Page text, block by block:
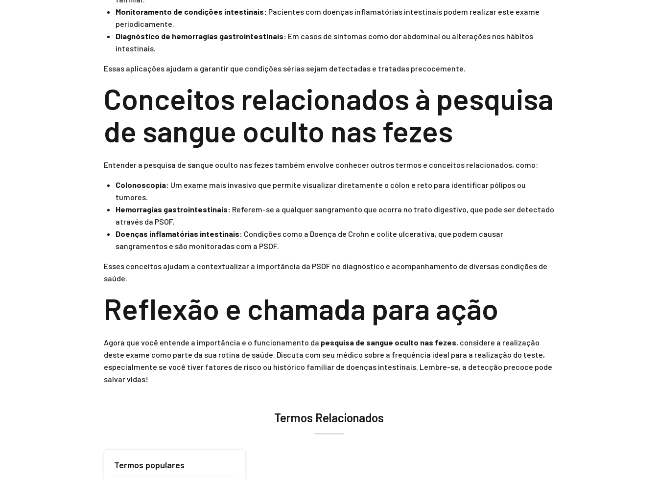
Monitoramento de condições intestinais: Pacientes com doenças inflamatórias intestinais podem realizar este exame
periodicamente.
Diagnóstico de hemorragias gastrointestinais: Em casos de sintomas como dor abdominal ou alterações nos hábitos
intestinais.
Essas aplicações ajudam a garantir que condições sérias sejam detectadas e tratadas precocemente.
Conceitos relacionados à pesquisa
de sangue oculto nas fezes
Entender a pesquisa de sangue oculto nas fezes também envolve conhecer outros termos e conceitos relacionados, como:
Colonoscopia: Um exame mais invasivo que permite visualizar diretamente o cólon e reto para identificar pólipos ou
tumores.
Hemorragias gastrointestinais: Referem-se a qualquer sangramento que ocorra no trato digestivo, que pode ser detectado
através da PSOF.
Doenças inflamatórias intestinais: Condições como a Doença de Crohn e colite ulcerativa, que podem causar
sangramentos e são monitoradas com a PSOF.
Esses conceitos ajudam a contextualizar a importância da PSOF no diagnóstico e acompanhamento de diversas condições de
saúde.
Reflexão e chamada para ação
Agora que você entende a importância e o funcionamento da pesquisa de sangue oculto nas fezes, considere a realização
deste exame como parte da sua rotina de saúde. Discuta com seu médico sobre a frequência ideal para a realização do teste,
especialmente se você tiver fatores de risco ou histórico familiar de doenças intestinais. Lembre-se, a detecção precoce pode
salvar vidas!
Termos Relacionados
Termos populares